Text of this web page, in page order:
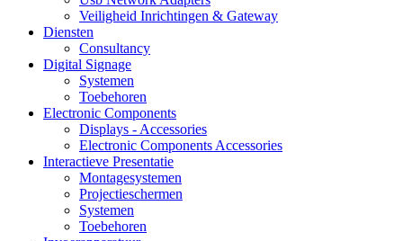
Veiligheid Inrichtingen & Gateway
Diensten
Consultancy
Digital Signage
Systemen
Toebehoren
Electronic Components
Displays - Accessories
Electronic Components Accessories
Interactieve Presentatie
Montagesystemen
Projectieschermen
Systemen
Toebehoren